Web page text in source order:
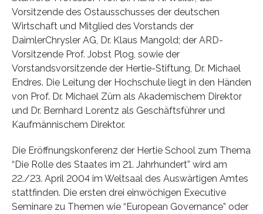
Vorsitzende des Ostausschusses der deutschen
Wirtschaft und Mitglied des Vorstands der
DaimlerChrysler AG, Dr. Klaus Mangold; der ARD-
Vorsitzende Prof. Jobst Plog, sowie der
Vorstandsvorsitzende der Hertie-Stiftung, Dr. Michael
Endres. Die Leitung der Hochschule liegt in den Händen
von Prof. Dr. Michael Zürn als Akademischem Direktor
und Dr. Bernhard Lorentz als Geschäftsführer und
Kaufmännischem Direktor.
Die Eröffnungskonferenz der Hertie School zum Thema
“Die Rolle des Staates im 21. Jahrhundert” wird am
22./23. April 2004 im Weltsaal des Auswärtigen Amtes
stattfinden. Die ersten drei einwöchigen Executive
Seminare zu Themen wie “European Governance” oder